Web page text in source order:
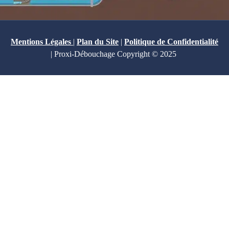
Mentions Légales | Plan du Site | Politique de Confidentialité
| Proxi-Débouchage Copyright © 2025